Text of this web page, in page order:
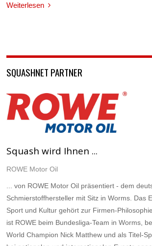
Weiterlesen
SQUASHNET PARTNER
Squash wird Ihnen ...
ROWE Motor Oil
... von ROWE Motor Oil präsentiert - dem
Schmierstoffhersteller mit Sitz in Worms. Das
Sport und Kultur gehört zur Firmen-
ist ROWE beim Bundesliga-Team in Worms,
World Champion Nick Matthew und als Titel-